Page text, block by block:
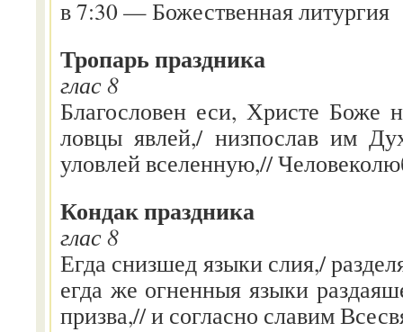
в 7:30 — Божественная литургия
Тропарь праздника
глас 8
Благословен еси, Христе
ловцы явлей,/ низпослав им
уловлей вселенную,//
Кондак праздника
глас 8
Егда снизшед языки слия,/
егда же огненныя языки
призва,// и согласно славим